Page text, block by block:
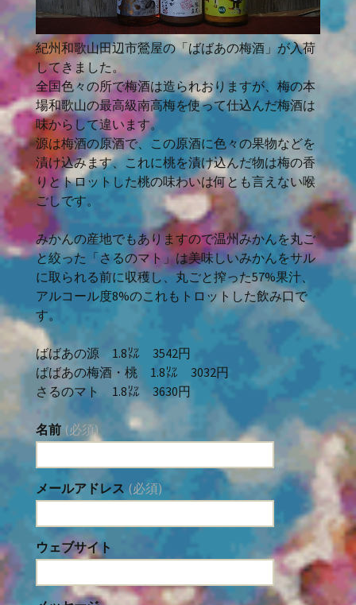
紀州和歌山田辺市鶯屋の「ばばあの梅酒」が入荷
してきました。
全国色々の所で梅酒は造られおりますが、梅の本
場和歌山の最高級南高梅を使って仕込んだ梅酒は
味からして違います。
源は梅酒の原酒で、この原酒に色々の果物などを
漬け込みます、これに桃を漬け込んだ物は梅の香
りとトロットした桃の味わいは何とも言えない喉
ごしです。
みかんの産地でもありますので温州みかんを丸ご
と絞った「さるのマト」は美味しいみかんをサル
に取られる前に収穫し、丸ごと搾った57%果汁、
アルコール度8%のこれもトロットした飲み口で
す。
ばばあの源 1.8㍑ 3542円
ばばあの梅酒・桃 1.8㍑ 3032円
さるのマト 1.8㍑ 3630円
名前 (必須)
メールアドレス (必須)
ウェブサイト